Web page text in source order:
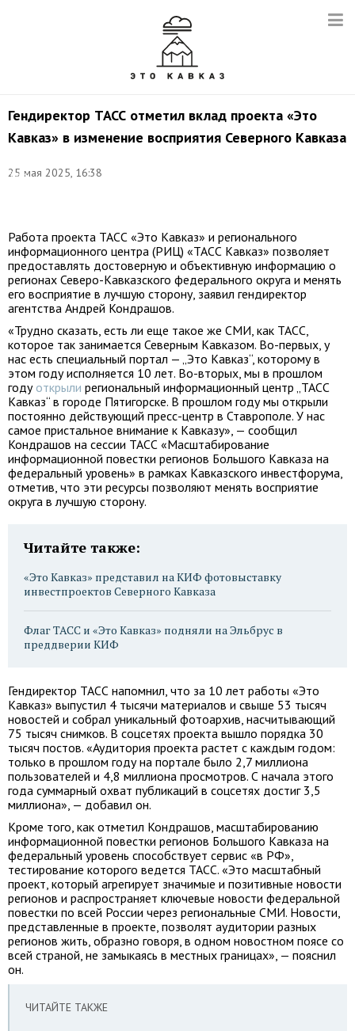
Гендиректор ТАСС отметил вклад проекта «Это
Кавказ» в изменение восприятия Северного Кавказа
25 мая 2025, 16:38
Эрик
Работа проекта ТАСС «Это Кавказ» и регионального
информационного центра (РИЦ) «ТАСС Кавказ» позволяет
предоставлять достоверную и объективную информацию о
регионах Северо-Кавказского федерального округа и менять
его восприятие в лучшую сторону, заявил гендиректор
агентства Андрей Кондрашов.
«Трудно сказать, есть ли еще такое же СМИ, как ТАСС,
которое так занимается Северным Кавказом. Во-первых, у
нас есть специальный портал — „Это Кавказ“, которому в
этом году исполняется 10 лет. Во-вторых, мы в прошлом
году открыли региональный информационный центр „ТАСС
Кавказ“ в городе Пятигорске. В прошлом году мы открыли
постоянно действующий пресс-центр в Ставрополе. У нас
самое пристальное внимание к Кавказу», — сообщил
Кондрашов на сессии ТАСС «Масштабирование
информационной повестки регионов Большого Кавказа на
федеральный уровень» в рамках Кавказского инвестфорума,
отметив, что эти ресурсы позволяют менять восприятие
округа в лучшую сторону.
Читайте также:
«Это Кавказ» представил на КИФ фотовыставку
инвестпроектов Северного Кавказа
Флаг ТАСС и «Это Кавказ» подняли на Эльбрус в
преддверии КИФ
Гендиректор ТАСС напомнил, что за 10 лет работы «Это
Кавказ» выпустил 4 тысячи материалов и свыше 53 тысяч
новостей и собрал уникальный фотоархив, насчитывающий
75 тысяч снимков. В соцсетях проекта вышло порядка 30
тысяч постов. «Аудитория проекта растет с каждым годом:
только в прошлом году на портале было 2,7 миллиона
пользователей и 4,8 миллиона просмотров. С начала этого
года суммарный охват публикаций в соцсетях достиг 3,5
миллиона», — добавил он.
Кроме того, как отметил Кондрашов, масштабированию
информационной повестки регионов Большого Кавказа на
федеральный уровень способствует сервис «в РФ»,
тестирование которого ведется ТАСС. «Это масштабный
проект, который агрегирует значимые и позитивные новости
регионов и распространяет ключевые новости федеральной
повестки по всей России через региональные СМИ. Новости,
представленные в проекте, позволят аудитории разных
регионов жить, образно говоря, в одном новостном поясе со
всей страной, не замыкаясь в местных границах», — пояснил
он.
ЧИТАЙТЕ ТАКЖЕ